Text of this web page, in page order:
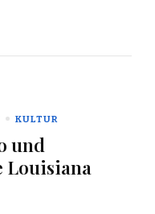
KULTUR
und
Louisiana